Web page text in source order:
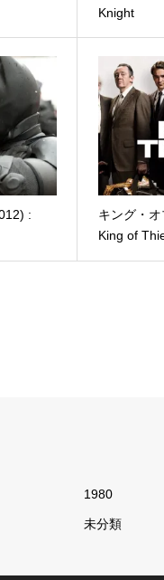
Knight
:
キング・
King of
1980
未分類